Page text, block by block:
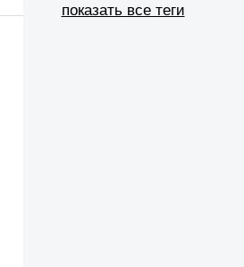
показать все теги